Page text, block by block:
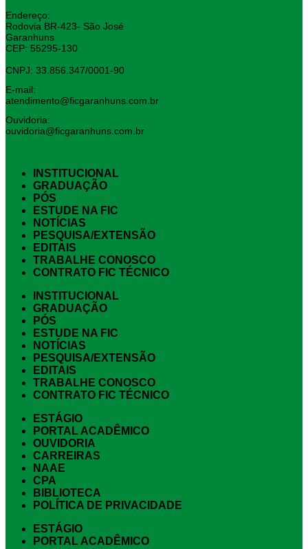
Endereço:
Rodovia BR-423- São José
Garanhuns
CEP: 55295-130
CNPJ: 33.856.347/0001-90
E-mail:
atendimento@ficgaranhuns.com.br
Ouvidoria:
ouvidoria@ficgaranhuns.com.br
INSTITUCIONAL
GRADUAÇÃO
PÓS
ESTUDE NA FIC
NOTÍCIAS
PESQUISA/EXTENSÃO
EDITAIS
TRABALHE CONOSCO
CONTRATO FIC TÉCNICO
INSTITUCIONAL
GRADUAÇÃO
PÓS
ESTUDE NA FIC
NOTÍCIAS
PESQUISA/EXTENSÃO
EDITAIS
TRABALHE CONOSCO
CONTRATO FIC TÉCNICO
ESTÁGIO
PORTAL ACADÊMICO
OUVIDORIA
CARREIRAS
NAAE
CPA
BIBLIOTECA
POLÍTICA DE PRIVACIDADE
ESTÁGIO
PORTAL ACADÊMICO